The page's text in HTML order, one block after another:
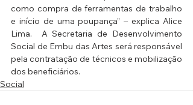
como compra de ferramentas de trabalho
e início de uma poupança” – explica Alice
Lima.  A Secretaria de Desenvolvimento
Social de Embu das Artes será responsável
pela contratação de técnicos e mobilização
dos beneficiários.
Social